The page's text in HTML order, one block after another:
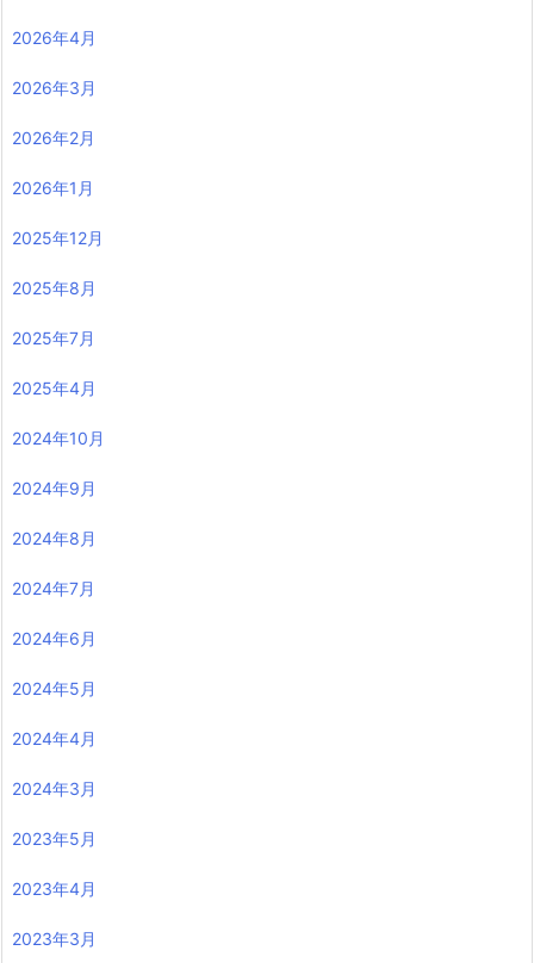
2026年4月
2026年3月
2026年2月
2026年1月
2025年12月
2025年8月
2025年7月
2025年4月
2024年10月
2024年9月
2024年8月
2024年7月
2024年6月
2024年5月
2024年4月
2024年3月
2023年5月
2023年4月
2023年3月